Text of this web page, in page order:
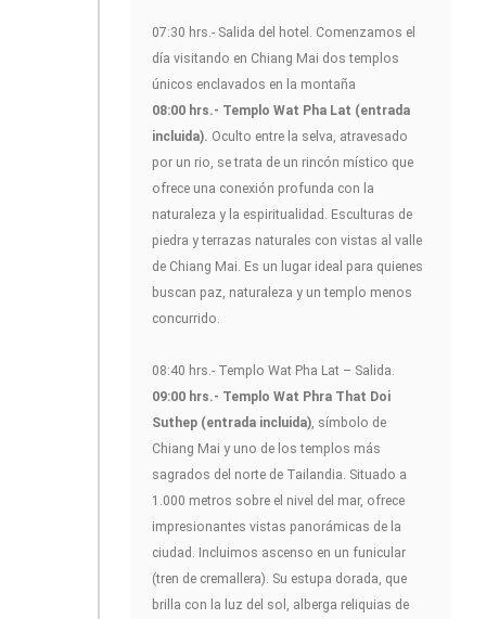
07:30 hrs.- Salida del hotel. Comenzamos el
día visitando en Chiang Mai dos templos
únicos enclavados en la montaña
08:00 hrs.- Templo Wat Pha Lat (entrada
incluida). Oculto entre la selva, atravesado
por un rio, se trata de un rincón místico que
ofrece una conexión profunda con la
naturaleza y la espiritualidad. Esculturas de
piedra y terrazas naturales con vistas al valle
de Chiang Mai. Es un lugar ideal para quienes
buscan paz, naturaleza y un templo menos
concurrido.
08:40 hrs.- Templo Wat Pha Lat – Salida.
09:00 hrs.- Templo Wat Phra That Doi
Suthep (entrada incluida) , símbolo de
Chiang Mai y uno de los templos más
sagrados del norte de Tailandia. Situado a
1.000 metros sobre el nivel del mar, ofrece
impresionantes vistas panorámicas de la
ciudad. Incluimos ascenso en un funicular
(tren de cremallera). Su estupa dorada, que
brilla con la luz del sol, alberga reliquias de